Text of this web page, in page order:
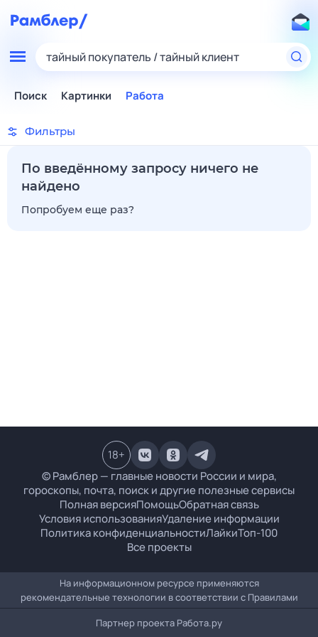
тайный покупатель / тайный клиент
Поиск Картинки Работа
Фильтры
По введённому запросу ничего не
найдено
Попробуем еще раз?
© Рамблер — главные новости России и мира,
гороскопы, почта, поиск и другие полезные сервисы
Полная версияПомощьОбратная связь
Условия использованияУдаление информации
Политика конфиденциальностиЛайкиТоп-100
Все проекты
18+
На информационном ресурсе применяются
рекомендательные технологии в соответствии с Правилами
Партнер проекта Работа.ру